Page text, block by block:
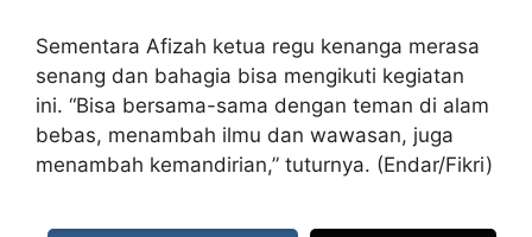
Sementara Afizah ketua regu kenanga merasa
senang dan bahagia bisa mengikuti kegiatan
ini. “Bisa bersama-sama dengan teman di alam
bebas, menambah ilmu dan wawasan, juga
menambah kemandirian,” tuturnya. (Endar/Fikri)